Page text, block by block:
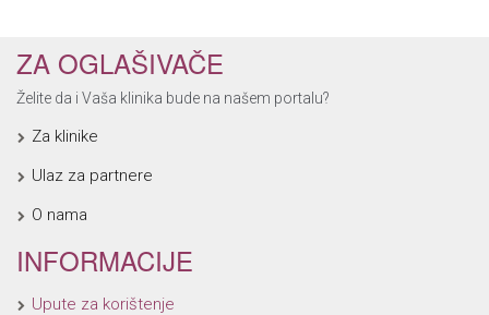
ZA OGLAŠIVAČE
Želite da i Vaša klinika bude na našem portalu?
Za klinike
Ulaz za partnere
O nama
INFORMACIJE
Upute za korištenje